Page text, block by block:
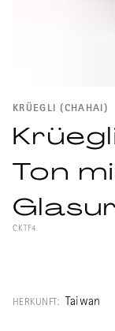
KRÜEGLI (CHAHAI)
Ton
CKTF4
Zubereitung.
HERKUNFT: Taiwan